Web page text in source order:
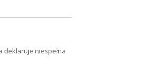
deklaruje niespełna